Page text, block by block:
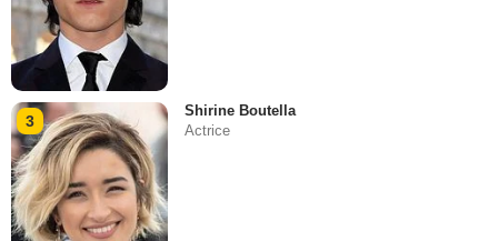
3
Shirine Boutella
Actrice